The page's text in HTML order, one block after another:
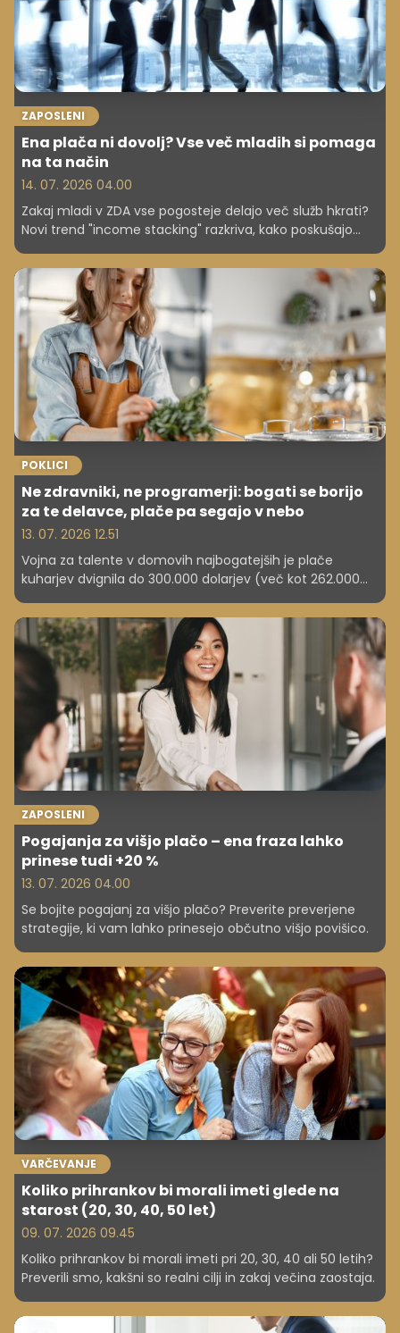
ZAPOSLENI
Ena plača ni dovolj? Vse več mladih si pomaga
na ta način
14. 07. 2026 04.00
Zakaj mladi v ZDA vse pogosteje delajo več služb hkrati?
Novi trend "income stacking" razkriva, kako poskušajo
ujeti večji zaslužek – in tudi več izkušenj.
POKLICI
Ne zdravniki, ne programerji: bogati se borijo
za te delavce, plače pa segajo v nebo
13. 07. 2026 12.51
Vojna za talente v domovih najbogatejših je plače
kuharjev dvignila do 300.000 dolarjev (več kot 262.000
evrov), saj bogati vse bolj cenijo diskretnost in visoko
kakovost.
ZAPOSLENI
Pogajanja za višjo plačo – ena fraza lahko
prinese tudi +20 %
13. 07. 2026 04.00
Se bojite pogajanj za višjo plačo? Preverite preverjene
strategije, ki vam lahko prinesejo občutno višjo povišico.
VARČEVANJE
Koliko prihrankov bi morali imeti glede na
starost (20, 30, 40, 50 let)
09. 07. 2026 09.45
Koliko prihrankov bi morali imeti pri 20, 30, 40 ali 50 letih?
Preverili smo, kakšni so realni cilji in zakaj večina zaostaja.